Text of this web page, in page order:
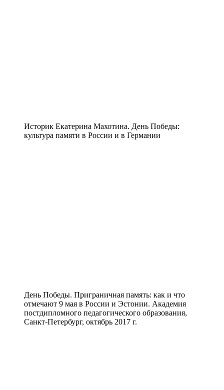
Историк Екатерина Махотина. День Победы:
культура памяти в России и в Германии
День Победы. Приграничная память: как и что
отмечают 9 мая в России и Эстонии. Академия
постдипломного педагогического образования,
Санкт-Петербург, октябрь 2017 г.